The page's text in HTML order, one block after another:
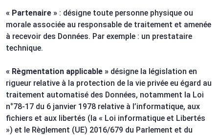
« Partenaire » : désigne toute personne physique ou
morale associée au responsable de traitement et amenée
à recevoir des Données. Par exemple : un prestataire
technique.
« Règmentation applicable » désigne la législation en
rigueur relative à la protection de la vie privée eu égard au
traitement automatisé des Données, notamment la Loi
n°78-17 du 6 janvier 1978 relative à l’informatique, aux
fichiers et aux libertés (la « Loi informatique et Libertés
») et le Règlement (UE) 2016/679 du Parlement et du